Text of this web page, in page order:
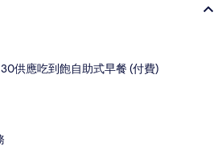
供應吃到飽自助式早餐 (付費)